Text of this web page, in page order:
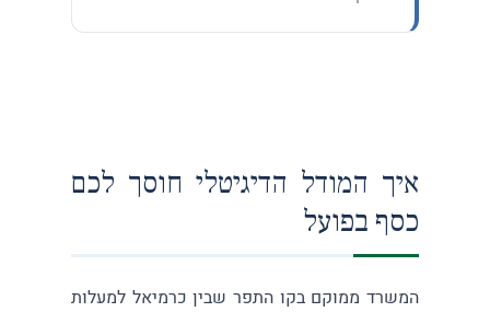
איך המודל הדיגיטלי חוסך לכם
כסף בפועל
המשרד ממוקם בקו התפר שבין כרמיאל למעלות